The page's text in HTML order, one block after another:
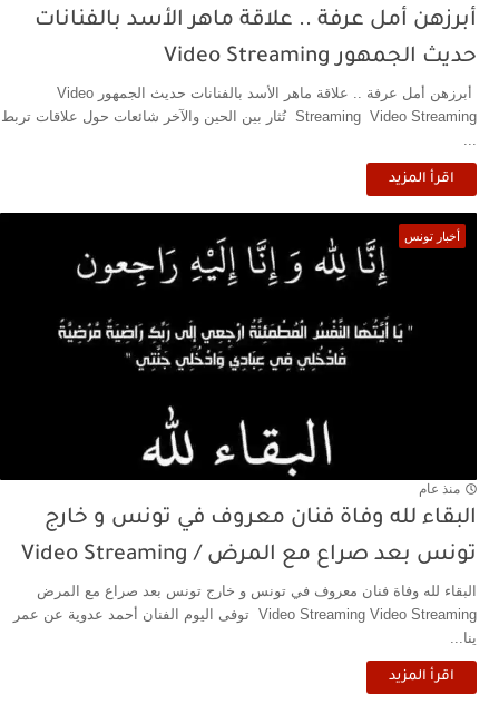
أبرزهن أمل عرفة .. علاقة ماهر الأسد بالفنانات
حديث الجمهور Video Streaming
أبرزهن أمل عرفة .. علاقة ماهر الأسد بالفنانات حديث الجمهور Video
Streaming Video Streaming تُثار بين الحين والآخر شائعات حول علاقات تربط
اقرأ المزيد
أخبار تونس
منذ عام
البقاء لله وفاة فنان معروف في تونس و خارج
تونس بعد صراع مع المرض / Video Streaming
البقاء لله وفاة فنان معروف في تونس و خارج تونس بعد صراع مع المرض
Video Streaming Video Streaming توفى اليوم الفنان أحمد عدوية عن عمر
ينا...
اقرأ المزيد